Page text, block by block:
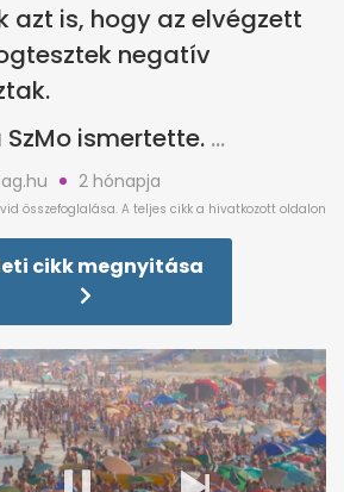
azt is, hogy az elvégzett
negatív
ismertette.
2 hónapja
cikk megnyitása